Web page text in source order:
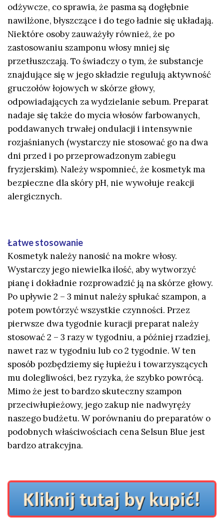
odżywcze, co sprawia, że pasma są dogłębnie
nawilżone, błyszczące i do tego ładnie się układają.
Niektóre osoby zauważyły również, że po
zastosowaniu szamponu włosy mniej się
przetłuszczają. To świadczy o tym, że substancje
znajdujące się w jego składzie regulują aktywność
gruczołów łojowych w skórze głowy,
odpowiadających za wydzielanie sebum. Preparat
nadaje się także do mycia włosów farbowanych,
poddawanych trwałej ondulacji i intensywnie
rozjaśnianych (wystarczy nie stosować go na dwa
dni przed i po przeprowadzonym zabiegu
fryzjerskim). Należy wspomnieć, że kosmetyk ma
bezpieczne dla skóry pH, nie wywołuje reakcji
alergicznych.
Łatwe stosowanie
Kosmetyk należy nanosić na mokre włosy.
Wystarczy jego niewielka ilość, aby wytworzyć
pianę i dokładnie rozprowadzić ją na skórze głowy.
Po upływie 2 – 3 minut należy spłukać szampon, a
potem powtórzyć wszystkie czynności. Przez
pierwsze dwa tygodnie kuracji preparat należy
stosować 2 – 3 razy w tygodniu, a później rzadziej,
nawet raz w tygodniu lub co 2 tygodnie. W ten
sposób pozbędziemy się łupieżu i towarzyszących
mu dolegliwości, bez ryzyka, że szybko powrócą.
Mimo że jest to bardzo skuteczny szampon
przeciwłupieżowy, jego zakup nie nadwyręży
naszego budżetu. W porównaniu do preparatów o
podobnych właściwościach cena Selsun Blue jest
bardzo atrakcyjna.